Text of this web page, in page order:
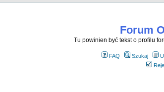
Forum
Tu powinien być tekst o profilu
FAQ Szukaj